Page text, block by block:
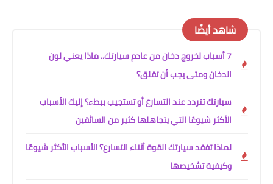
شاهد أيضًا
7 أسباب لخروج دخان من عادم سيارتك.. ماذا يعني لون
الدخان ومتى يجب أن تقلق؟
سيارتك تتردد عند التسارع أو تستجيب ببطء؟ إليك الأسباب
الأكثر شيوعًا التي يتجاهلها كثير من السائقين
لماذا تفقد سيارتك القوة أثناء التسارع؟ الأسباب الأكثر شيوعًا
وكيفية تشخيصها